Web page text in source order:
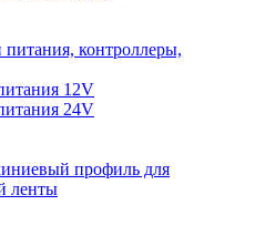
питания, контроллеры,
12V
24V
профиль для
ленты